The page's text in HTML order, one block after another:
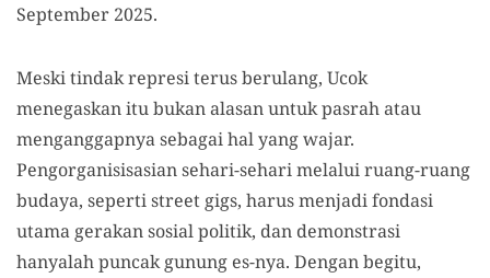
September 2025.
Meski tindak represi terus berulang, Ucok
menegaskan itu bukan alasan untuk pasrah atau
menganggapnya sebagai hal yang wajar.
Pengorganisisasian sehari-sehari melalui ruang-ruang
budaya, seperti street gigs, harus menjadi fondasi
utama gerakan sosial politik, dan demonstrasi
hanyalah puncak gunung es-nya. Dengan begitu,